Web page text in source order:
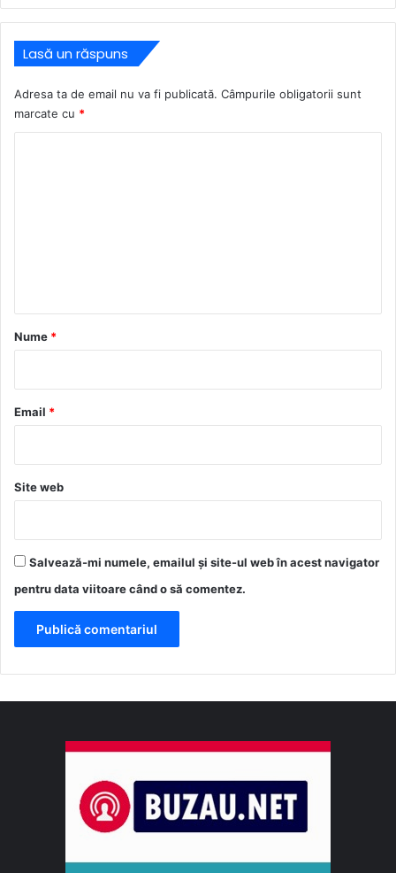
Lasă un răspuns
Adresa ta de email nu va fi publicată. Câmpurile obligatorii sunt
marcate cu *
r
*
Nume *
Email *
Site web
Salvează-mi numele, emailul și site-ul web în acest navigator
pentru data viitoare când o să comentez.